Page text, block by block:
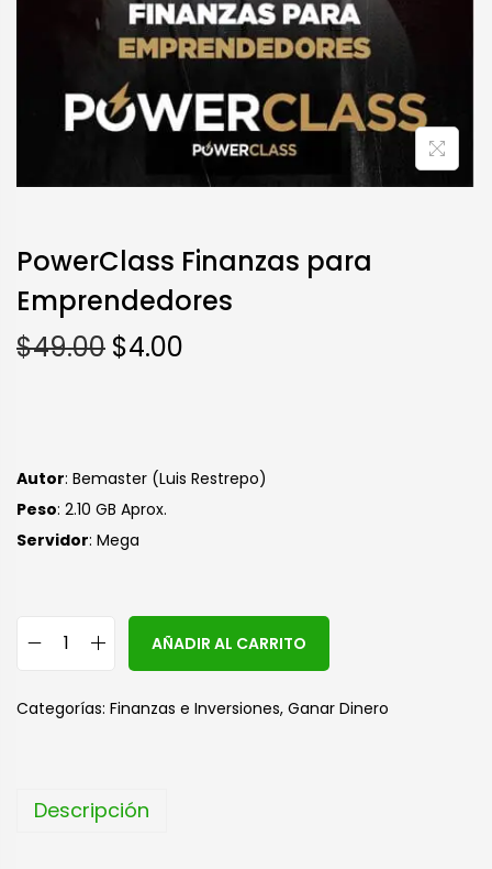
PowerClass Finanzas para
Emprendedores
$49.00 $4.00
Autor: Bemaster (Luis Restrepo)
Peso: 2.10 GB Aprox.
Servidor: Mega
AÑADIR AL CARRITO
Categorías: Finanzas e Inversiones, Ganar Dinero
Descripción